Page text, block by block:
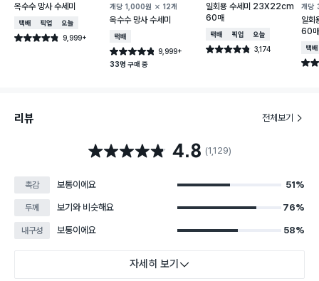
옥수수 망사 수세미
택배배송매장픽업오늘배송
별점 4.8점 9,999+
건 작성
개당 1,000원 12개
옥수수 망사 수세미
택배배송
별점 4.8점 9,999+
건 작성
33명 구매 중
일회용 수세미 23X22cm
60매
택배배송매장픽업오늘배송
별점 4.8점 3,174
건 작성
개당
일
60
택배
별점
리뷰 전체보기
별점 4.8점 4.8 (1,129)
촉감 보통이에요 51%
두께 보기와 비슷해요 76%
내구성 보통이에요 58%
자세히 보기